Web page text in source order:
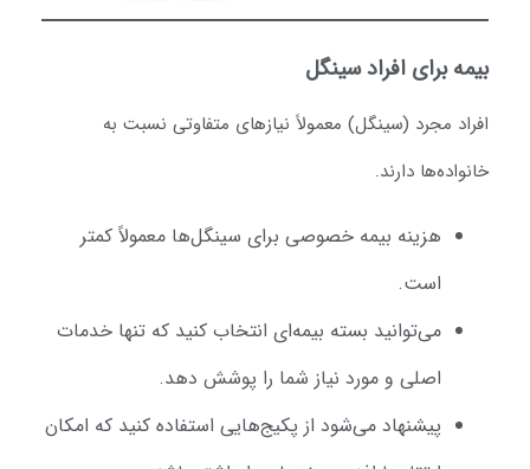
برای افراد سینگل
مجرد (سینگل) معمولاً نیازهای متفاوتی نسبت به
دارند.
هزینه بیمه خصوصی برای سینگل‌ها معمولاً کمتر
می‌توانید بسته بیمه‌ای انتخاب کنید که تنها خدمات
اصلی و مورد نیاز شما را پوشش دهد.
پیشنهاد می‌شود از پکیج‌هایی استفاده کنید که امکان